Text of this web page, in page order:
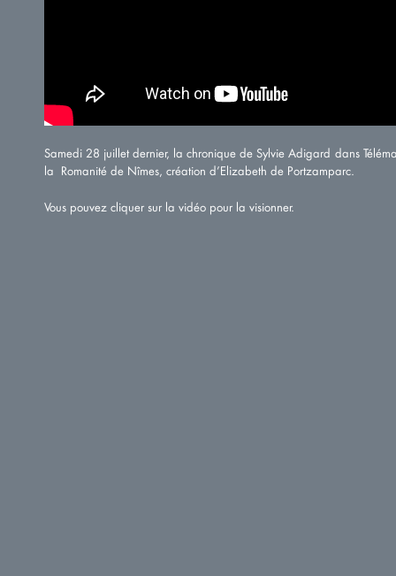
Samedi 28 juillet dernier, la chronique de Sylvie Adigard dans
la Romanité de Nîmes, création d’Elizabeth de Portzamparc.
Vous pouvez cliquer sur la vidéo pour la visionner.